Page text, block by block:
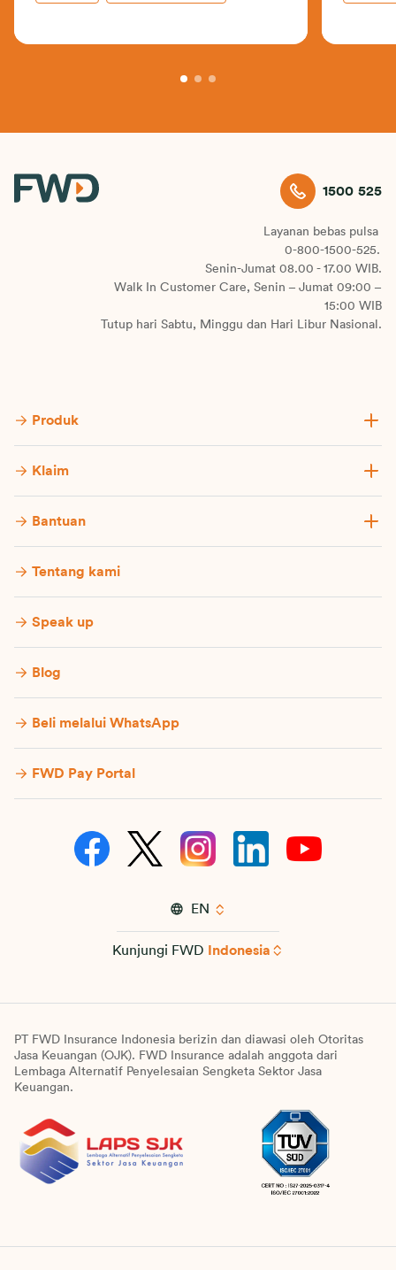
1500 525
Layanan bebas pulsa
0-800-1500-525.
Senin-Jumat 08.00 - 17.00 WIB.
Walk In Customer Care, Senin – Jumat 09:00 –
15:00 WIB
Tutup hari Sabtu, Minggu dan Hari Libur Nasional.
Produk
Klaim
Bantuan
Tentang kami
Speak up
Blog
Beli melalui WhatsApp
FWD Pay Portal
EN
Kunjungi FWD Indonesia
PT FWD Insurance Indonesia berizin dan diawasi oleh Otoritas
Jasa Keuangan (OJK). FWD Insurance adalah anggota dari
Lembaga Alternatif Penyelesaian Sengketa Sektor Jasa
Keuangan.